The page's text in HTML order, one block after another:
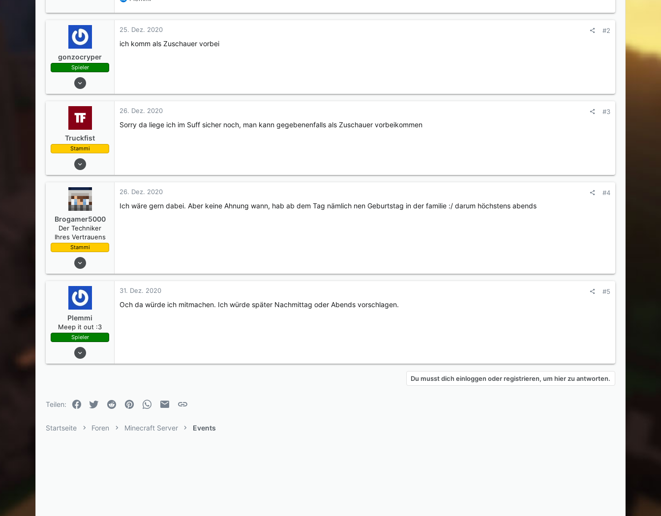
a
gonzocryper
Spieler
25. Sep. 2014
25. Dez. 2020 #2
ich komm als Zuschauer vorbei
Truckfist
Stammi
02. Sep. 2019
Großarmschlag
26. Dez. 2020 #3
Sorry da liege ich im Suff sicher noch, man kann gegebenenfalls als Zuschauer vorbeikommen
Brogamer5000
Der Techniker
Ihres Vertrauens
Stammi
19. Juni 2015
26. Dez. 2020 #4
Ich wäre gern dabei. Aber keine Ahnung wann, hab ab dem Tag nämlich nen Geburtstag in der familie :/ darum höchstens abends
Plemmi
Meep it out :3
Spieler
05. Aug. 2014
31. Dez. 2020 #5
Och da würde ich mitmachen. Ich würde später Nachmittag oder Abends vorschlagen.
Du musst dich einloggen oder registrieren, um hier zu antworten.
Teilen: Facebook
Twitter Reddit PinterestWhatsApp
E-Mail
Startseite Foren Minecraft Server Events